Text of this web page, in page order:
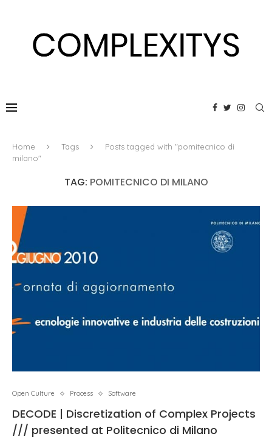
Home Tags
Posts tagged with "pomitecnico di
milano"
TAG: POMITECNICO DI MILANO
Open Culture Process Software
DECODE | Discretization of Complex Projects
/// presented at Politecnico di Milano